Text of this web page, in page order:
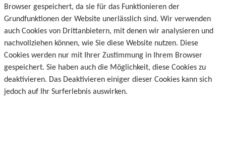
Browser gespeichert, da sie für das Funktionieren der
Grundfunktionen der Website unerlässlich sind. Wir verwenden
auch Cookies von Drittanbietern, mit denen wir analysieren und
nachvollziehen können, wie Sie diese Website nutzen. Diese
Cookies werden nur mit Ihrer Zustimmung in Ihrem Browser
gespeichert. Sie haben auch die Möglichkeit, diese Cookies zu
deaktivieren. Das Deaktivieren einiger dieser Cookies kann sich
jedoch auf Ihr Surferlebnis auswirken.